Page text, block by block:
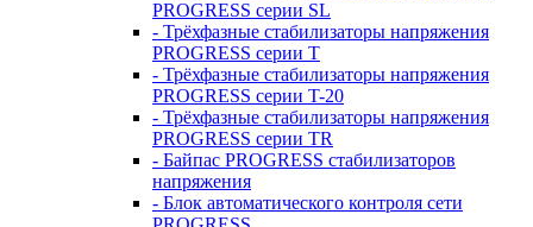
PROGRESS серии SL
- Трёхфазные стабилизаторы напряжения
PROGRESS серии T
- Трёхфазные стабилизаторы напряжения
PROGRESS серии T-20
- Трёхфазные стабилизаторы напряжения
PROGRESS серии TR
- Байпас PROGRESS стабилизаторов
напряжения
- Блок автоматического контроля сети